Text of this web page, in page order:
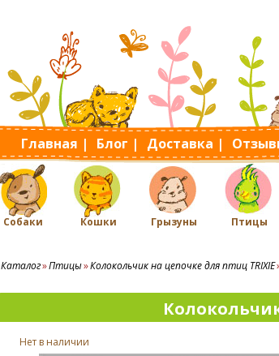
Главная | Блог | Доставка |
Собаки Кошки Грызуны Птицы
Каталог Птицы Колокольчик на цепочке для птиц TRIXIE
Нет в наличии